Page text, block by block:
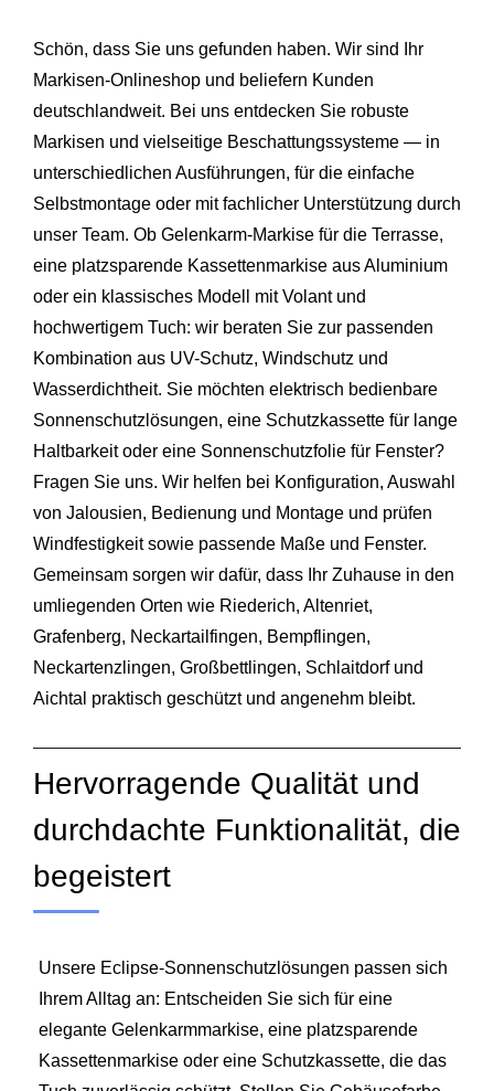
Schön, dass Sie uns gefunden haben. Wir sind Ihr
Markisen-Onlineshop und beliefern Kunden
deutschlandweit. Bei uns entdecken Sie robuste
Markisen und vielseitige Beschattungssysteme — in
unterschiedlichen Ausführungen, für die einfache
Selbstmontage oder mit fachlicher Unterstützung durch
unser Team. Ob Gelenkarm-Markise für die Terrasse,
eine platzsparende Kassettenmarkise aus Aluminium
oder ein klassisches Modell mit Volant und
hochwertigem Tuch: wir beraten Sie zur passenden
Kombination aus UV-Schutz, Windschutz und
Wasserdichtheit. Sie möchten elektrisch bedienbare
Sonnenschutzlösungen, eine Schutzkassette für lange
Haltbarkeit oder eine Sonnenschutzfolie für Fenster?
Fragen Sie uns. Wir helfen bei Konfiguration, Auswahl
von Jalousien, Bedienung und Montage und prüfen
Windfestigkeit sowie passende Maße und Fenster.
Gemeinsam sorgen wir dafür, dass Ihr Zuhause in den
umliegenden Orten wie Riederich, Altenriet,
Grafenberg, Neckartailfingen, Bempflingen,
Neckartenzlingen, Großbettlingen, Schlaitdorfund
Aichtal praktisch geschützt und angenehm bleibt.
Hervorragende Qualität und
durchdachte Funktionalität, die
begeistert
Unsere Eclipse-Sonnenschutzlösungen passen sich
Ihrem Alltag an: Entscheiden Sie sich für eine
elegante Gelenkarmmarkise, eine platzsparende
Kassettenmarkise oder eine Schutzkassette, die das